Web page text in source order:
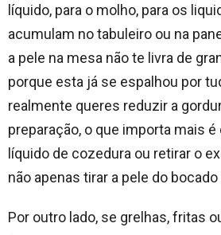
líquido, para o molho, para os
acumulam no tabuleiro ou na
a pele na mesa não te livra de
porque esta já se espalhou por
realmente queres reduzir a
preparação, o que importa mais
líquido de cozedura ou retirar o
não apenas tirar a pele do
Por outro lado, se grelhas, fritas